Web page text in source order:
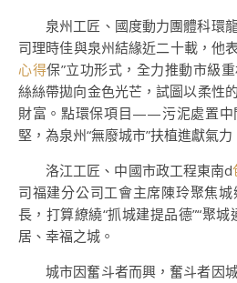
泉州工匠、國度動力團體科環
司理時佳與泉州結緣近二十載，他
心得保”立功形式，全力推動市級
絲絲帶拋向金色光芒，試圖以柔性
財富。點環保項目——污泥處置中
堅，為泉州“無廢城市”扶植進獻氣力
洛江工匠、中國市政工程東南d
司福建分公司工會主席陳玲聚焦
長，打算繚繞“抓城建提品德”“聚
居、幸福之城。
城市因奮斗者而興，奮斗者因